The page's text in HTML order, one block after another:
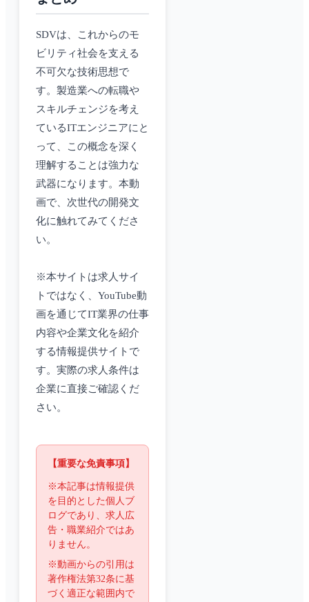
SDVは、これからのモ
ビリティ社会を支える
不可欠な技術思想で
す。製造業への転職や
スキルチェンジを考え
ているITエンジニアにと
って、この概念を深く
理解することは強力な
武器になります。本動
画で、次世代の開発文
化に触れてみてくださ
い。
※本サイトは求人サイ
トではなく、YouTube動
画を通じてIT業界の仕事
内容や企業文化を紹介
する情報提供サイトで
す。実際の求人条件は
企業に直接ご確認くだ
さい。
【重要な免責事項】
※本記事は情報提供
を目的とした個人ブ
ログであり、求人広
告・職業紹介ではあ
りません。
※動画からの引用は
著作権法第32条に基
づく適正な範囲内で